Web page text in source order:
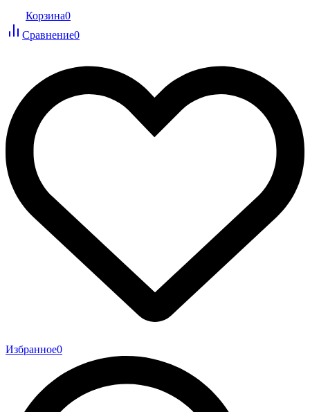
Корзина0
Сравнение0
Избранное0